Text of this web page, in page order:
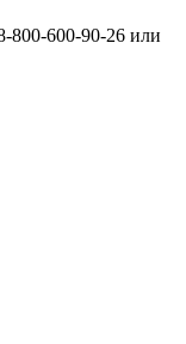
800-600-90-26 или